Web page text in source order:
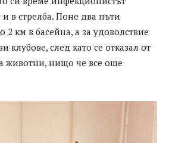
в стрелба. Поне два пъти
км в басейна, а за удоволствие
клубове, след като се отказал от
животни, нищо че все още